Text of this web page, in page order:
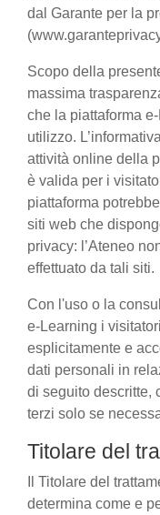
dal Garante per la
Scopo della
massima
che la piattaforma
utilizzo.
attività online della
è valida per i
piattaforma
siti web che
privacy: l’Ateneo
effettuato da tali siti.
Con l'uso o la
e-Learning i
esplicitamente e
dati personali in
di seguito descritte,
terzi solo se
Titolare del
Il Titolare del
determina come e